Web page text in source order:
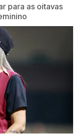
para as oitavas